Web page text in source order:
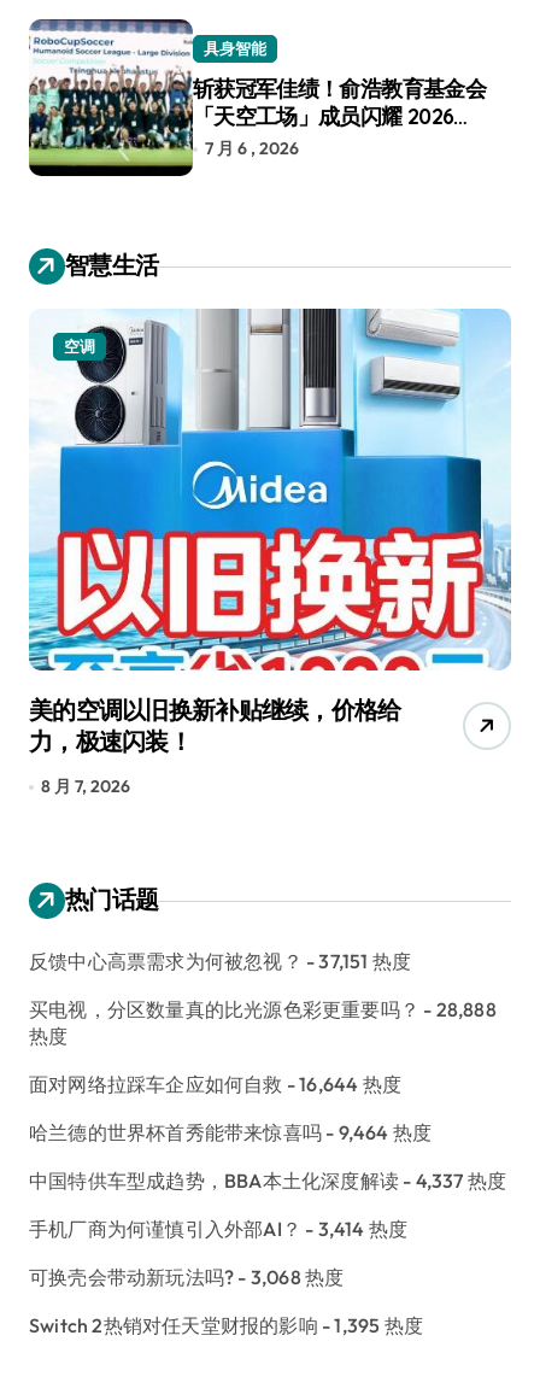
具身智能
斩获冠军佳绩！俞浩教育基金会
「天空工场」成员闪耀 2026
RoboCup 机器人世界杯
7 月 6 , 2026
智慧生活
空调
美的空调以旧换新补贴继续，价格给
力，极速闪装！
8 月 7, 2026
热门话题
反馈中心高票需求为何被忽视？ - 37,151 热度
买电视，分区数量真的比光源色彩更重要吗？ - 28,888
热度
面对网络拉踩车企应如何自救 - 16,644 热度
哈兰德的世界杯首秀能带来惊喜吗 - 9,464 热度
中国特供车型成趋势，BBA本土化深度解读 - 4,337 热度
手机厂商为何谨慎引入外部AI？ - 3,414 热度
可换壳会带动新玩法吗? - 3,068 热度
Switch 2热销对任天堂财报的影响 - 1,395 热度